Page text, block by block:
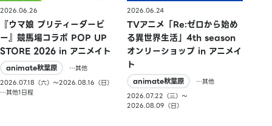
2026.06.26
『ウマ娘 プリティーダービ
ー』競馬場コラボ POP UP
STORE 2026 in アニメイト
animate秋葉原
…其他
2026.07.18（六）〜2026.08.16（日）
…其他1日程
2026.06.24
TVアニメ「Re:ゼロから始め
る異世界生活」4th season
オンリーショップ in アニメイ
ト
animate秋葉原
…其他
2026.07.22（三）〜
2026.08.09（日）